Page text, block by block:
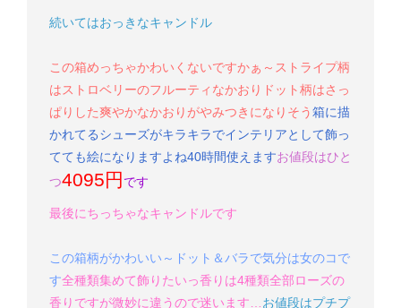
続いてはおっきなキャンドル
この箱めっちゃかわいくないですかぁ～ ストライプ柄
はストロベリーのフルーティなかおり ドット柄はさっ
ぱりした爽やかなかおりがやみつきになりそう箱に描
かれてるシューズがキラキラでインテリアとして飾っ
てても絵になりますよね40時間使えますお値段はひと
つ4095円 です
最後にちっちゃなキャンドルです
この箱柄がかわいい～ ドット＆バラで気分は女のコで
す全種類集めて飾りたいっ香りは4種類全部ローズの
香りですが微妙に違うので迷います… お値段はプチプ